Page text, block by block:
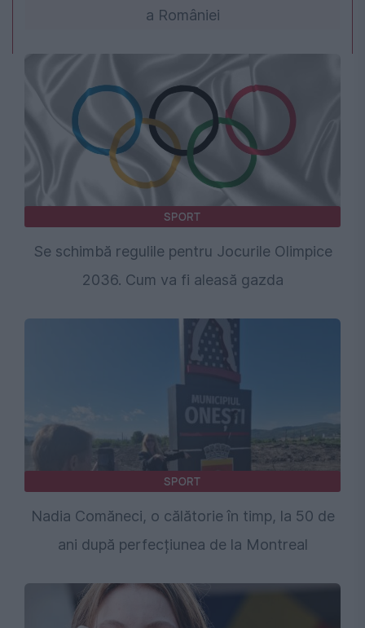
a României
SPORT
Se schimbă regulile pentru Jocurile Olimpice
2036. Cum va fi aleasă gazda
SPORT
Nadia Comăneci, o călătorie în timp, la 50 de
ani după perfecțiunea de la Montreal